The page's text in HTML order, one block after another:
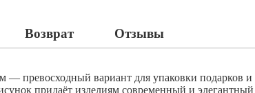
Возврат Отзывы
превосходный вариант для упаковки подарков и
придаёт изделиям современный и элегантный